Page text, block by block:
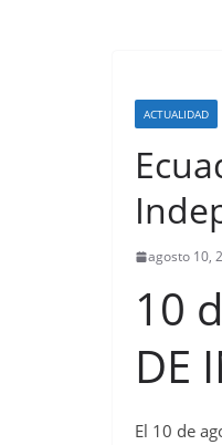
ACTUALIDAD
agosto 10,
10
DE
El 10 de